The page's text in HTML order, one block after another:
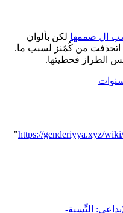
حسب ال صممها لكن بألوان
اتحذفت من كُمُنز لسبب ما.
الطراز فحطيتها.
"
النِّسبة-